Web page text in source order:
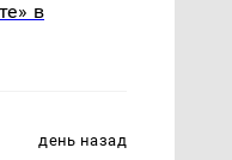
в
день назад